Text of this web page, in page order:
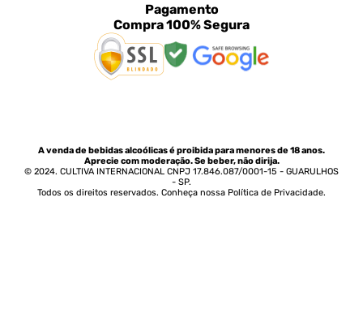
Pagamento
Compra 100% Segura
A venda de bebidas alcoólicas é proibida para menores de 18 anos.
Aprecie com moderação. Se beber, não dirija.
© 2024. CULTIVA INTERNACIONAL CNPJ 17.846.087/0001-15 - GUARULHOS
- SP.
Todos os direitos reservados. Conheça nossa Política de Privacidade.